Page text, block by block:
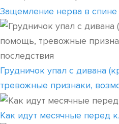
Защемление нерва в спине
Грудничок упал с дивана
тревожные признаки,
Как идут месячные перед